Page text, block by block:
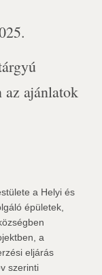
az ajánlatok
a Helyi és
épületek,
a
eljárás
szerinti